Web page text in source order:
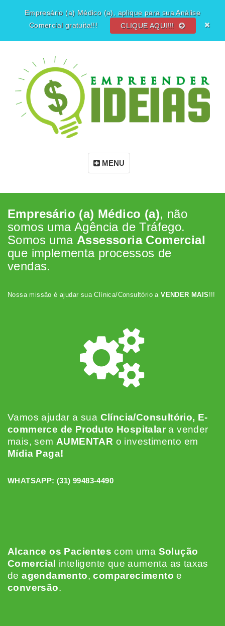
Empresário (a) Médico (a), aplique para sua Análise
Comercial gratuita!!!
CLIQUE AQUI!!!
MENU
Empresário (a) Médico (a), não
somos uma Agência de Tráfego.
Somos uma Assessoria Comercial
que implementa processos de
vendas.
Nossa missão é ajudar sua Clínica/Consultório aVENDER MAIS !!!
Vamos ajudar a sua Clíncia/Consultório, E-
commerce de Produto Hospitalar a vender
mais, sem AUMENTAR o investimento em
Mídia Paga!
WHATSAPP: (31) 99483-4490
Alcance os Pacientescom uma Solução
Comercial inteligente que aumenta as taxas
deagendamento,comparecimento e
conversão.